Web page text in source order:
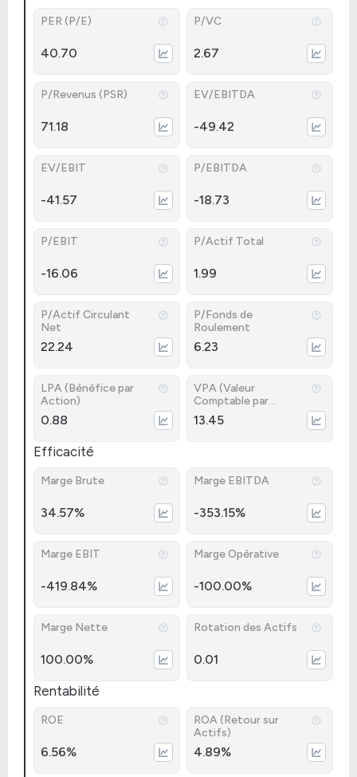
PER (P/E)
40.70
P/VC
2.67
P/Revenus (PSR)
71.18
EV/EBITDA
-49.42
EV/EBIT
-41.57
P/EBITDA
-18.73
P/EBIT
-16.06
P/Actif Total
1.99
P/Actif Circulant
Net
22.24
P/Fonds de
Roulement
6.23
LPA (Bénéfice par
Action)
0.88
VPA (Valeur
Comptable par
Action)
13.45
Efficacité
Marge Brute
34.57%
Marge EBITDA
-353.15%
Marge EBIT
-419.84%
Marge Opérative
-100.00%
Marge Nette
100.00%
Rotation des Actifs
0.01
Rentabilité
ROE
6.56%
ROA (Retour sur
Actifs)
4.89%